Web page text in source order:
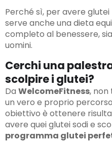
Perché sì, per avere
serve anche una dieta
completo al benessere,
uomini.
Cerchi una
scolpire i glutei?
Da WelcomeFitness, non
un vero e proprio
obiettivo è ottenere
avere quei glutei sodi e
programma glutei